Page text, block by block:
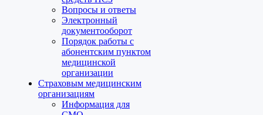
Вопросы и ответы
Электронный
документооборот
Порядок работы с
абонентским пунктом
медицинской
организации
Страховым медицинским
организациям
Информация для